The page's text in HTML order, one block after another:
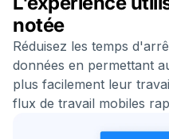
notée
Réduisez les temps
données en permettant
plus facilement leur
flux de travail mobiles